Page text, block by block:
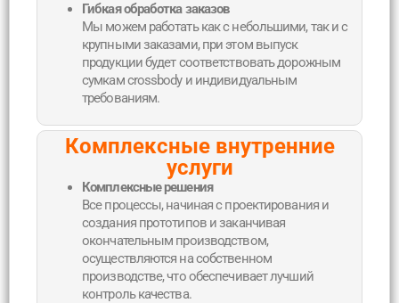
Гибкая обработка заказов
Мы можем работать как с небольшими, так и с
крупными заказами, при этом выпуск
продукции будет соответствовать дорожным
сумкам crossbody и индивидуальным
требованиям.
Комплексные внутренние
услуги
Комплексные решения
Все процессы, начиная с проектирования и
создания прототипов и заканчивая
окончательным производством,
осуществляются на собственном
производстве, что обеспечивает лучший
контроль качества.